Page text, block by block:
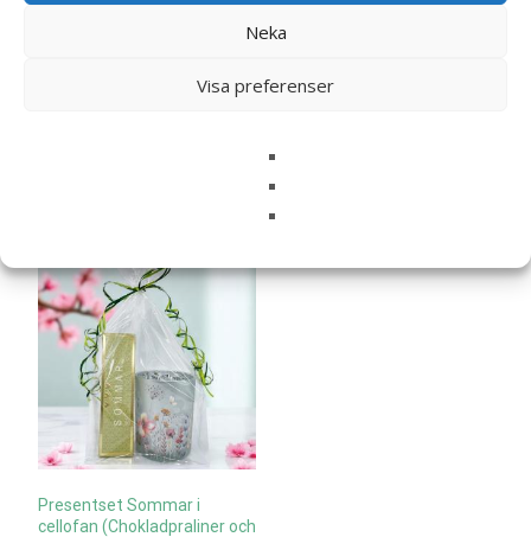
Neka
Visa preferenser
cellofan) – Sköna Ting
cellofan (Chokladpraliner och
Läs mera & köp
Presentset Sommar i
cellofan (Chokladpraliner och